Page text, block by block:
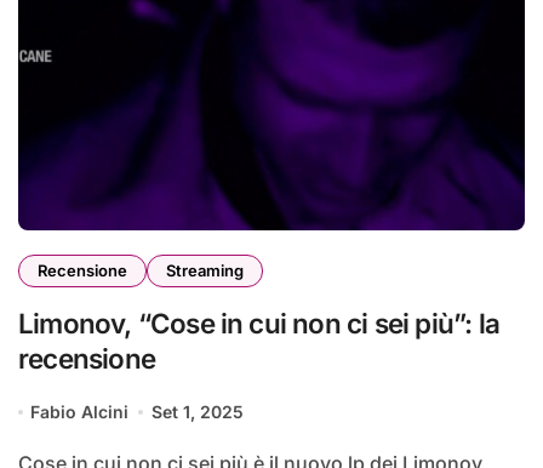
Recensione Streaming
Limonov, “Cose in cui non ci sei più”: la
recensione
Fabio Alcini Set 1, 2025